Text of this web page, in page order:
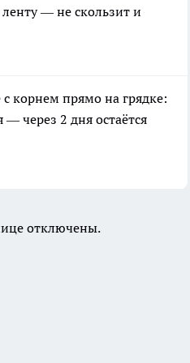
— не скользит и
корнем прямо на грядке:
через 2 дня остаётся
отключены.